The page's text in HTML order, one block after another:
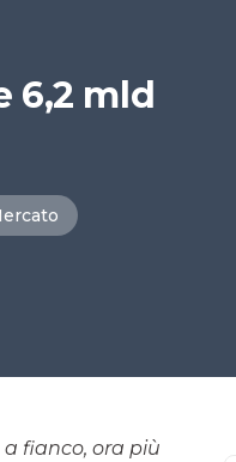
6,2 mld
fianco, ora più